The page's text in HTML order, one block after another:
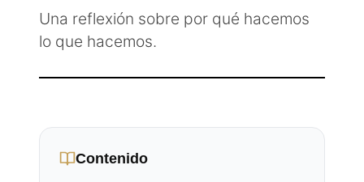
Una reflexión sobre por qué hacemos
lo que hacemos.
Contenido